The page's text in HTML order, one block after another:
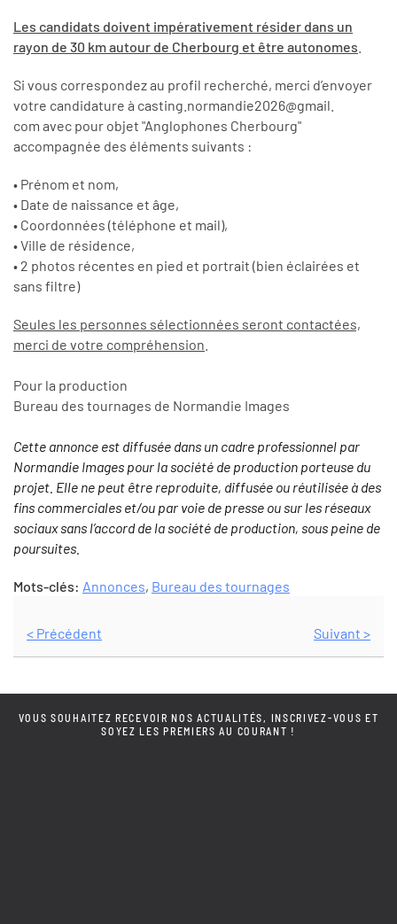
Les candidats doivent impérativement résider dans un
rayon de 30 km autour de Cherbourg et être autonomes
Si vous correspondez au profil recherché, merci d’envoyer
votre candidature à casting.normandie2026@gmail.
com avec pour objet "Anglophones Cherbourg"
accompagnée des éléments suivants :
• Prénom et nom,
• Date de naissance et âge,
• Coordonnées (téléphone et mail),
• Ville de résidence,
• 2 photos récentes en pied et portrait (bien éclairées et
sans filtre)
Seules les personnes sélectionnées seront contactées,
merci de votre compréhension
Pour la production
Bureau des tournages de Normandie Images
Cette annonce est diffusée dans un cadre professionnel par
Normandie Images pour la société de production porteuse du
projet. Elle ne peut être reproduite, diffusée ou réutilisée à des
fins commerciales et/ou par voie de presse ou sur les réseaux
sociaux sans l’accord de la société de production, sous peine de
poursuites.
Mots-clés: Annonces, Bureau des tournages
< Précédent Suivant >
VOUS SOUHAITEZ RECEVOIR NOS ACTUALITÉS, INSCRIVEZ-VOUS ET
SOYEZ LES PREMIERS AU COURANT !